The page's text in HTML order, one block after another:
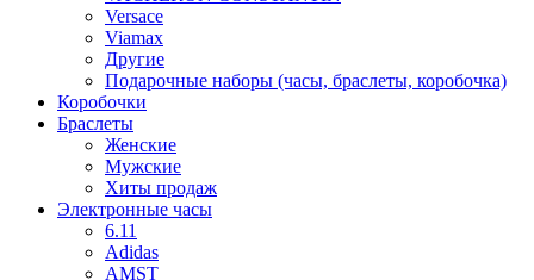
Versace
Viamax
Другие
Подарочные наборы (часы, браслеты, коробочка)
Коробочки
Браслеты
Женские
Мужские
Хиты продаж
Электронные часы
6.11
Adidas
AMST